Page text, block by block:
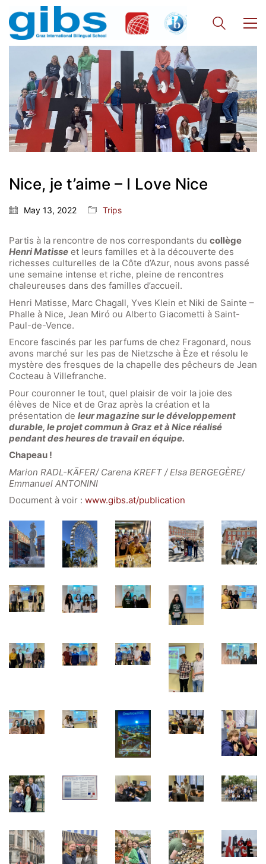
Nice, je t’aime – I Love Nice
May 13, 2022 Trips
Partis à la rencontre de nos correspondants du collège
Henri Matisse et leurs familles et à la découverte des
richesses culturelles de la Côte d’Azur, nous avons passé
une semaine intense et riche, pleine de rencontres
chaleureuses dans des familles d’accueil.
Henri Matisse, Marc Chagall, Yves Klein et Niki de Sainte –
Phalle à Nice, Jean Miró ou Alberto Giacometti à Saint-
Paul-de-Vence.
Encore fascinés par les parfums de chez Fragonard, nous
avons marché sur les pas de Nietzsche à Èze et résolu le
mystère des fresques de la chapelle des pêcheurs de Jean
Cocteau à Villefranche.
Pour couronner le tout, quel plaisir de voir la joie des
élèves de Nice et de Graz après la création et la
présentation de leur magazine sur le développement
durable, le projet commun à Graz et à Nice réalisé
pendant des heures de travail en équipe.
Chapeau !
Marion RADL-KÄFER/ Carena KREFT / Elsa BERGEGÈRE/
Emmanuel ANTONINI
Document à voir : www.gibs.at/publication